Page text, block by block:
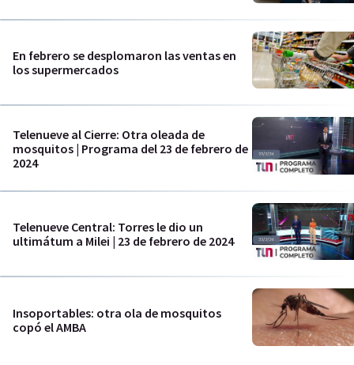
En febrero se desplomaron las ventas en
los supermercados
Telenueve al Cierre: Otra oleada de
mosquitos | Programa del 23 de febrero de
2024
Telenueve Central: Torres le dio un
ultimátum a Milei | 23 de febrero de 2024
Insoportables: otra ola de mosquitos
copó el AMBA